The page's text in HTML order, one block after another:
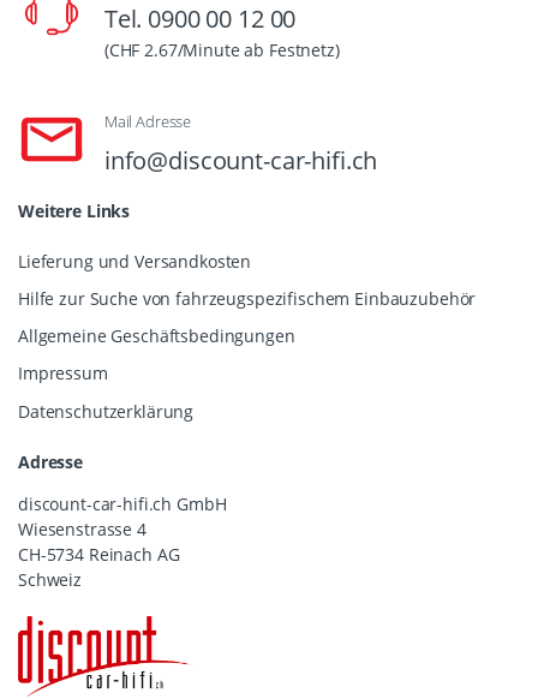
Tel. 0900 00 12 00
(CHF 2.67/Minute ab Festnetz)
Mail Adresse
info@discount-car-hifi.ch
Weitere Links
Lieferung und Versandkosten
Hilfe zur Suche von fahrzeugspezifischem Einbauzubehör
Allgemeine Geschäftsbedingungen
Impressum
Datenschutzerklärung
Adresse
discount-car-hifi.ch GmbH
Wiesenstrasse 4
CH-5734 Reinach AG
Schweiz